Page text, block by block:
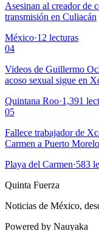
Asesinan al creador de
transmisión en Culiacán
México·12 lecturas
04
Videos de Guillermo
acoso sexual sigue en
Quintana Roo·1,391
05
Fallece trabajador de
Carmen a Puerto
Playa del Carmen·583
Quinta Fuerza
Noticias de México,
Powered by Nauyaka